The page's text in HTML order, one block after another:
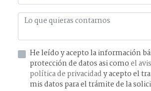
He leído y acepto la información básica sobre
protección de datos asi comoel
política de privacidady acepto el
mis datos para el trámite de la